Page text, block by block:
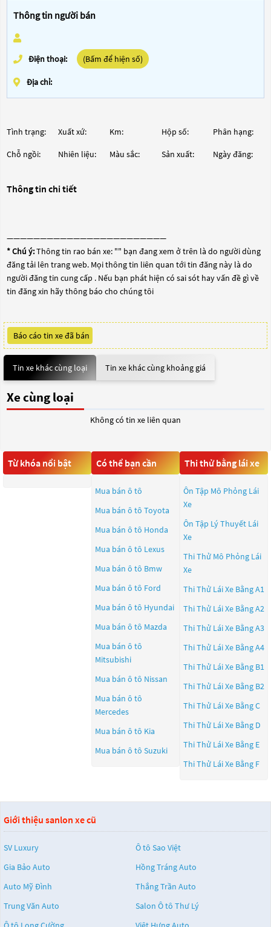
Thông tin người bán
Điện thoại: (Bấm để hiện số)
Địa chỉ:
Tình trạng: Xuất xứ: Km: Hộp số: Phân hạng:
Chỗ ngồi: Nhiên liệu: Màu sắc: Sản xuất: Ngày đăng:
Thông tin chi tiết
————————————————————————
* Chú ý:Thông tin rao bán xe: "" bạn đang xem ở trên là do người dùng
đăng tải lên trang web. Mọi thông tin liên quan tới tin đăng này là do
người đăng tin cung cấp . Nếu bạn phát hiện có sai sót hay vấn đề gì về
tin đăng xin hãy thông báo cho chúng tôi
Báo cáo tin xe đã bán
Tin xe khác cùng loại Tin xe khác cùng khoảng giá
Xe cùng loại
Không có tin xe liên quan
Từ khóa nổi bật Có thể bạn cần
Mua bán ô tô
Mua bán ô tô Toyota
Mua bán ô tô Honda
Mua bán ô tô Lexus
Mua bán ô tô Bmw
Mua bán ô tô Ford
Mua bán ô tô Hyundai
Mua bán ô tô Mazda
Mua bán ô tô
Mitsubishi
Mua bán ô tô Nissan
Mua bán ô tô
Mercedes
Mua bán ô tô Kia
Mua bán ô tô Suzuki
Thi thử bằng lái xe
Ôn Tập Mô Phỏng Lái
Xe
Ôn Tập Lý Thuyết Lái
Xe
Thi Thử Mô Phỏng Lái
Xe
Thi Thử Lái Xe Bằng A1
Thi Thử Lái Xe Bằng A2
Thi Thử Lái Xe Bằng A3
Thi Thử Lái Xe Bằng A4
Thi Thử Lái Xe Bằng B1
Thi Thử Lái Xe Bằng B2
Thi Thử Lái Xe Bằng C
Thi Thử Lái Xe Bằng D
Thi Thử Lái Xe Bằng E
Thi Thử Lái Xe Bằng F
Giới thiệu sanlon xe cũ
SV Luxury
Ô tô Sao Việt
Gia Bảo Auto
Hồng Tráng Auto
Auto Mỹ Đình
Thắng Trần Auto
Trung Văn Auto
Salon Ô tô Thư Lý